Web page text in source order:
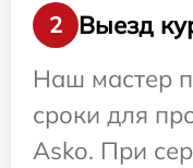
2
Выезд
Наш мастер
сроки для
Asko. При